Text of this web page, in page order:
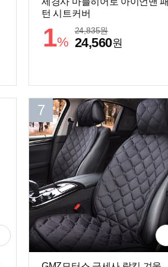
턴 시트커버
1%
24,835원
24,560원
7